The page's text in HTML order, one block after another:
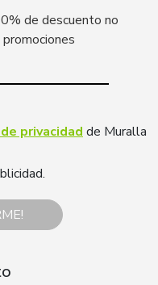
de descuento no
privacidad de Muralla